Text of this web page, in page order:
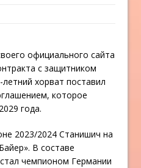
официального сайта
с защитником
хорват поставил
которое
года.
2023/2024 Станишич на
В составе
чемпионом Германии